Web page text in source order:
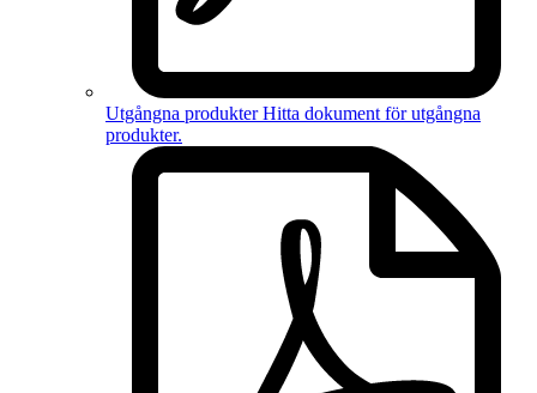
Utgångna produkter Hitta dokument förutgångna
produkter.